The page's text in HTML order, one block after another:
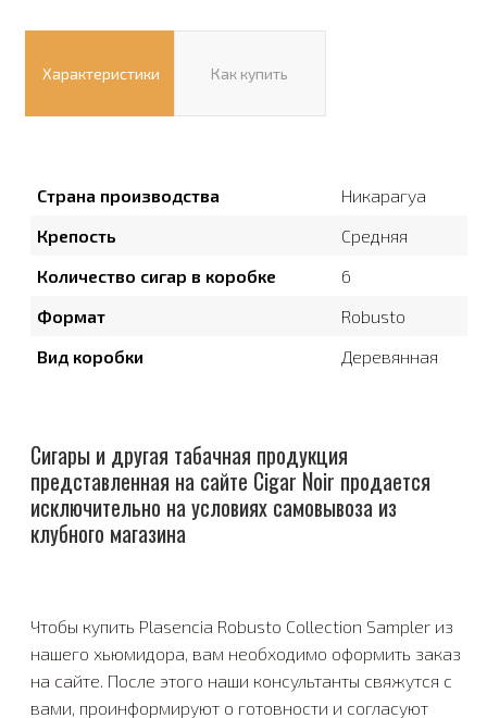
Характеристики Как купить
Страна производства
Никарагуа
Крепость
Средняя
Количество сигар в коробке
6
Формат
Robusto
Вид коробки
Деревянная
Сигары и другая табачная продукция
представленная на сайте Cigar Noir продается
исключительно на условиях самовывоза из
клубного магазина
Чтобы купить Plasencia Robusto Collection Sampler из
нашего хьюмидора, вам необходимо оформить заказ
на сайте. После этого наши консультанты свяжутся с
вами, проинформируют о готовности и согласуют